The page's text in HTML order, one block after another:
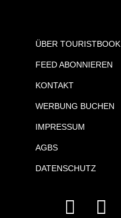
ÜBER TOURISTBOOK
FEED ABONNIEREN
KONTAKT
WERBUNG BUCHEN
IMPRESSUM
AGBS
DATENSCHUTZ